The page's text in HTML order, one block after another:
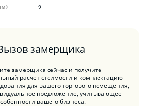
9
замерщика
замерщика сейчас и получите
расчет стоимости и комплектацию
для вашего торгового помещения,
предложение, учитывающее
вашего бизнеса.